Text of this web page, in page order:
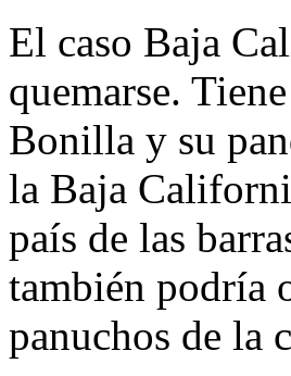
El caso Baja
quemarse.
Bonilla y su
la Baja
país de las
también podría
panuchos de la